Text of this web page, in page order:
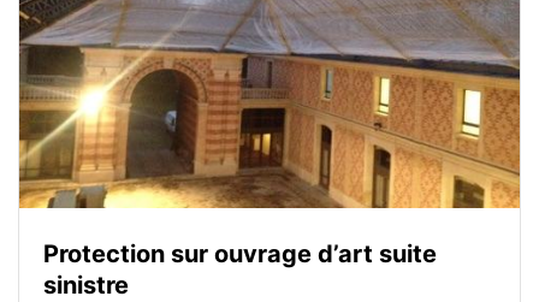
Protection sur ouvrage d’art suite
sinistre